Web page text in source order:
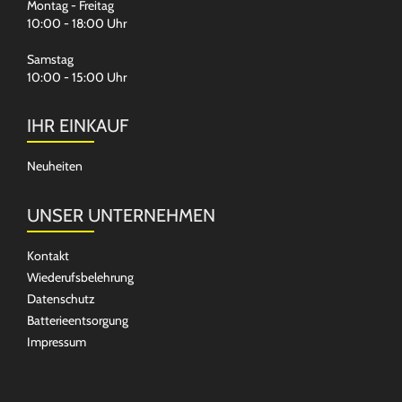
Montag - Freitag
10:00 - 18:00 Uhr
Samstag
10:00 - 15:00 Uhr
IHR EINKAUF
Neuheiten
UNSER UNTERNEHMEN
Kontakt
Wiederufsbelehrung
Datenschutz
Batterieentsorgung
Impressum